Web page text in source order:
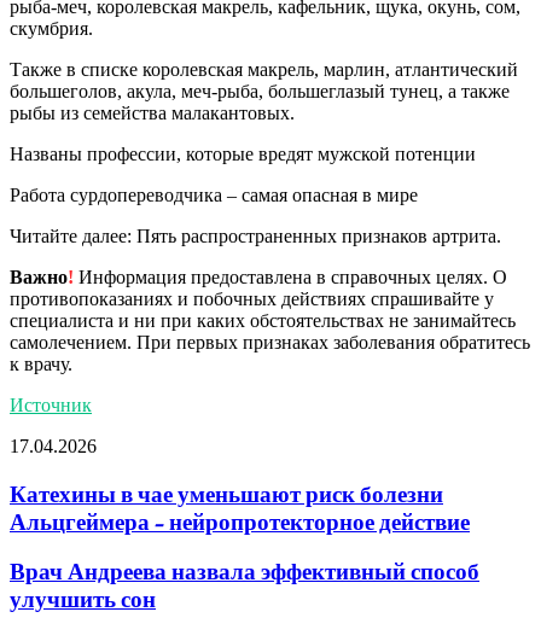
рыба-меч, королевская макрель, кафельник, щука, окунь, сом,
скумбрия.
Также в списке королевская макрель, марлин, атлантический
большеголов, акула, меч-рыба, большеглазый тунец, а также
рыбы из семейства малакантовых.
Названы профессии, которые вредят мужской потенции
Работа сурдопереводчика – самая опасная в мире
Читайте далее: Пять распространенных признаков артрита.
Важно! Информация предоставлена в справочных целях. О
противопоказаниях и побочных действиях спрашивайте у
специалиста и ни при каких обстоятельствах не занимайтесь
самолечением. При первых признаках заболевания обратитесь
к врачу.
Источник
17.04.2026
Катехины в чае уменьшают риск болезни
Альцгеймера - нейропротекторное действие
Врач Андреева назвала эффективный способ
улучшить сон